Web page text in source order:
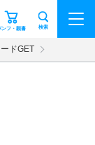
ンフ・願書 検索
ドGET